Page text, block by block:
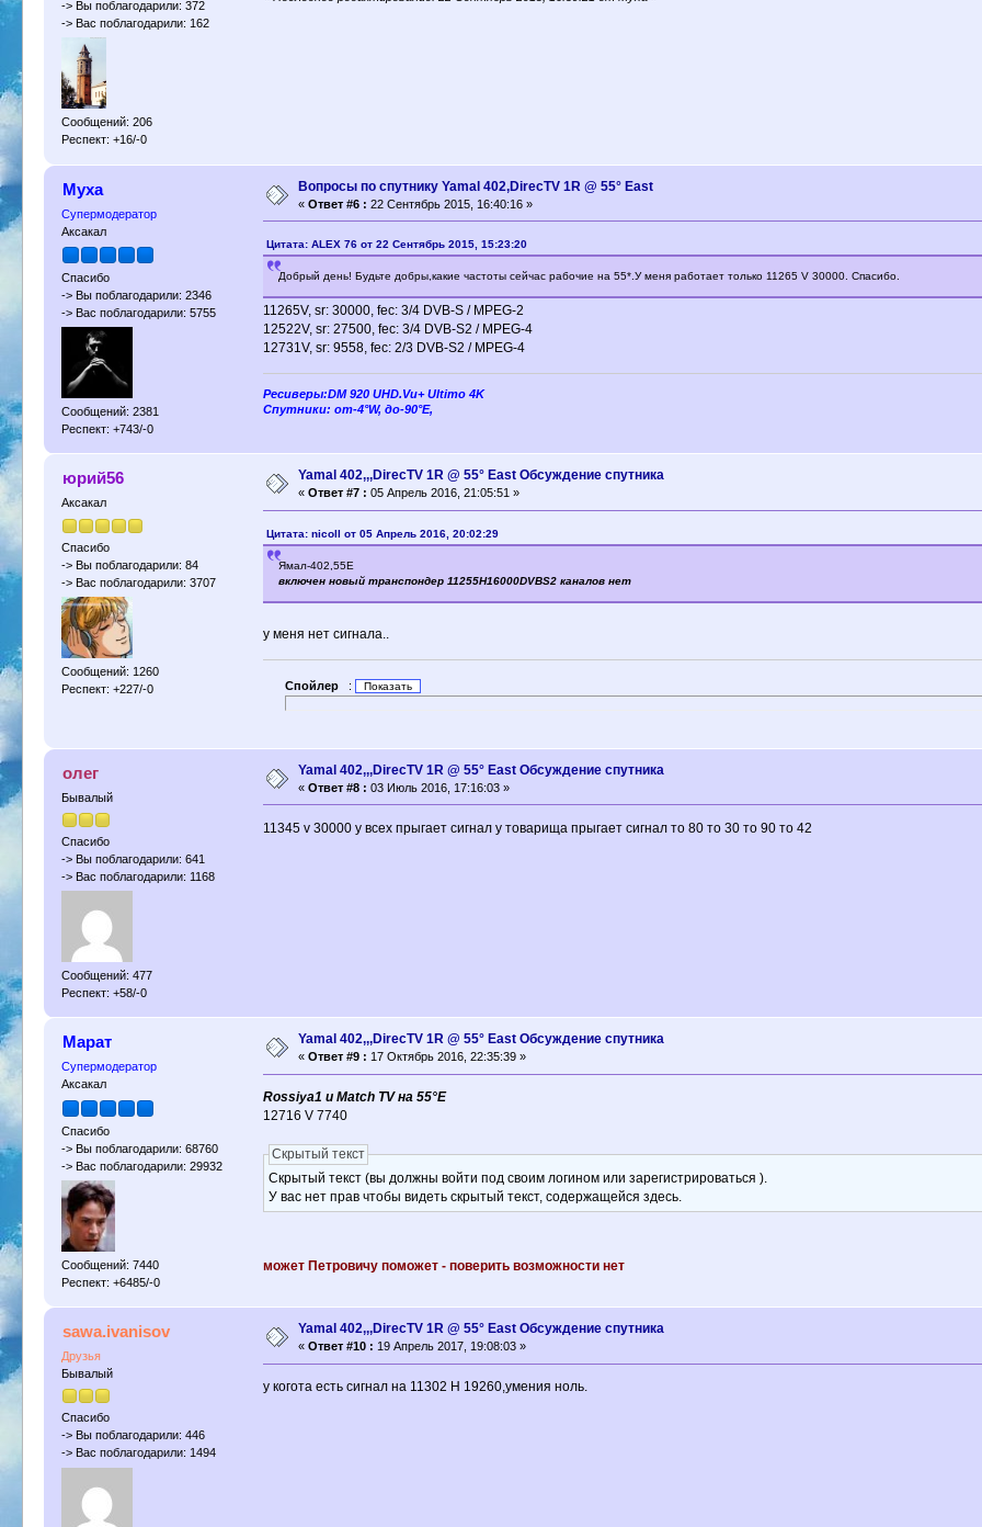
-> Вы поблагодарили: 372
-> Вас поблагодарили: 162
Сообщений: 206
Респект: +16/-0
Муха
Супермодератор
Аксакал
Спасибо
-> Вы поблагодарили: 2346
-> Вас поблагодарили: 5755
Сообщений: 2381
Респект: +743/-0
Вопросы по спутнику Yamal 402,DirecTV 1R @ 55° East
«Ответ #6 : 22 Сентябрь 2015, 16:40:16 »
Цитата: ALEX 76 от 22 Сентябрь 2015, 15:23:20
Добрый день! Будьте добры,какие частоты сейчас рабочие на 55*.У меня работает только 11265 V 30000. Спасибо.
11265V, sr: 30000, fec: 3/4 DVB-S / MPEG-2
12522V, sr: 27500, fec: 3/4 DVB-S2 / MPEG-4
12731V, sr: 9558, fec: 2/3 DVB-S2 / MPEG-4
Ресиверы:DM 920 UHD.Vu+ Ultimo 4K
Спутники: от-4°W, до-90°E,
юрий56
Аксакал
Спасибо
-> Вы поблагодарили: 84
-> Вас поблагодарили: 3707
Сообщений: 1260
Респект: +227/-0
Yamal 402,,,DirecTV 1R @ 55° East Oбсуждение спутника
«Ответ #7 : 05 Апрель 2016, 21:05:51 »
Цитата: nicoll от 05 Апрель 2016, 20:02:29
Ямал-402,55E
включeн новый транспондер 11255H16000DVBS2 каналов нет
у меня нет сигнала..
Спойлер :
олег
Бывалый
Спасибо
-> Вы поблагодарили: 641
-> Вас поблагодарили: 1168
Сообщений: 477
Респект: +58/-0
Yamal 402,,,DirecTV 1R @ 55° East Oбсуждение спутника
«Ответ #8 : 03 Июль 2016, 17:16:03 »
11345 v 30000 у всех прыгает сигнал у товарища прыгает сигнал то 80 то 30 то 90 то 42
Марат
Супермодератор
Аксакал
Спасибо
-> Вы поблагодарили: 68760
-> Вас поблагодарили: 29932
Сообщений: 7440
Респект: +6485/-0
Yamal 402,,,DirecTV 1R @ 55° East Oбсуждение спутника
«Ответ #9 : 17 Октябрь 2016, 22:35:39 »
Rossiya1 и Match TV на 55°E
12716 V 7740
Скрытый текст
Скрытый текст (вы должны войти под своим логином или зарегистрироваться ).
У вас нет прав чтобы видеть скрытый текст, содержащейся здесь.
может Петровичу поможет - поверить возможности нет
sawa.ivanisov
Друзья
Бывалый
Спасибо
-> Вы поблагодарили: 446
-> Вас поблагодарили: 1494
Yamal 402,,,DirecTV 1R @ 55° East Oбсуждение спутника
«Ответ #10 : 19 Апрель 2017, 19:08:03 »
у когота есть сигнал на 11302 H 19260,умения ноль.